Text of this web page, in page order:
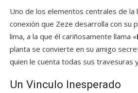
Uno de los elementos centrales de la
conexión que Zeze desarrolla con su
lima, a la que él cariñosamente llama «
planta se convierte en su amigo
quien le cuenta todas sus travesuras
Un Vinculo Inesperado